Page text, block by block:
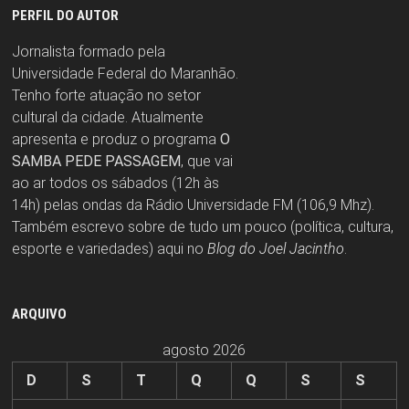
PERFIL DO AUTOR
Jornalista formado pela
Universidade Federal do Maranhão.
Tenho forte atuação no setor
cultural da cidade. Atualmente
apresenta e produz o programa O
SAMBA PEDE PASSAGEM, que vai
ao ar todos os sábados (12h às
14h) pelas ondas da Rádio Universidade FM (106,9 Mhz).
Também escrevo sobre de tudo um pouco (política, cultura,
esporte e variedades) aqui no Blog do Joel Jacintho.
ARQUIVO
agosto 2026
D
S T Q Q S
S